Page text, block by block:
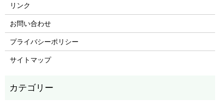
リンク
お問い合わせ
プライバシーポリシー
サイトマップ